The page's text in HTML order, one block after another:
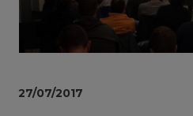
27/07/2017